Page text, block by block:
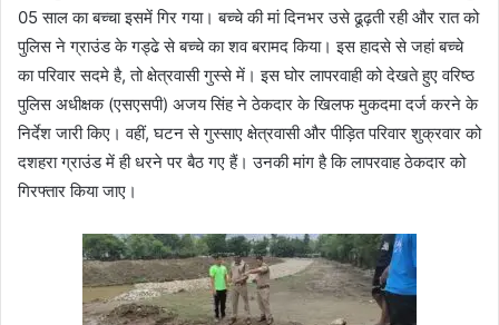
05 साल का बच्चा इसमें गिर गया। बच्चे की मां दिनभर उसे ढूढ़ती रही और रात को
पुलिस ने ग्राउंड के गड्ढे से बच्चे का शव बरामद किया। इस हादसे से जहां बच्चे
का परिवार सदमे है, तो क्षेत्रवासी गुस्से में। इस घोर लापरवाही को देखते हुए वरिष्ठ
पुलिस अधीक्षक (एसएसपी) अजय सिंह ने ठेकदार के खिलफ मुकदमा दर्ज करने के
निर्देश जारी किए। वहीं, घटन से गुस्साए क्षेत्रवासी और पीड़ित परिवार शुक्रवार को
दशहरा ग्राउंड में ही धरने पर बैठ गए हैं। उनकी मांग है कि लापरवाह ठेकदार को
गिरफ्तार किया जाए।